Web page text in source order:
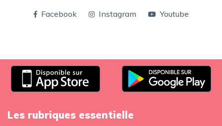
Facebook Instagram Youtube
Les rubriques essentielle